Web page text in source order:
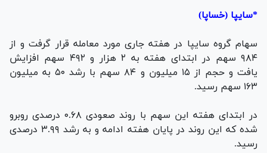
*سایپا (خساپا)
سهام گروه سایپا در هفته جاری مورد معامله قرار گرفت و از
۹۸۴ سهم در ابتدای هفته به ۲ هزار و ۴۹۲ سهم افزایش
یافت و حجم از ۱۵ میلیون و ۸۴ سهم با رشد ۵۰ به میلیون
۱۶۳ سهم رسید.
در ابتدای هفته این سهم با روند صعودی ۰.۶۸ درصدی روبرو
شده که این روند در پایان هفته ادامه و به رشد ۳.۹۹ درصدی
رسید.